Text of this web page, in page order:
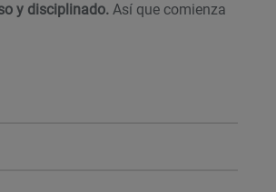
y disciplinado. Así que comienza